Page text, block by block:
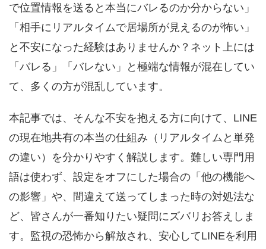
で位置情報を送ると本当にバレるのか分からない」
「相手にリアルタイムで居場所が見えるのが怖い」
と不安になった経験はありませんか？ネット上には
「バレる」「バレない」と極端な情報が混在してい
て、多くの方が混乱しています。
本記事では、そんな不安を抱える方に向けて、LINE
の現在地共有の本当の仕組み（リアルタイムと単発
の違い）を分かりやすく解説します。難しい専門用
語は使わず、設定をオフにした場合の「他の機能へ
の影響」や、間違えて送ってしまった時の対処法な
ど、皆さんが一番知りたい疑問にズバリお答えしま
す。監視の恐怖から解放され、安心してLINEを利用